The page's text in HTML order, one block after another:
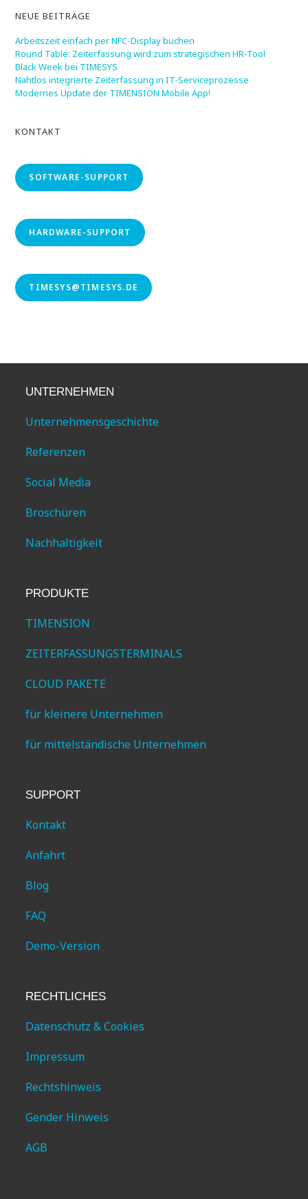
NEUE BEITRÄGE
Arbeitszeit einfach per NFC-Display buchen
Round Table: Zeiterfassung wird zum strategischen HR-Tool
Black Week bei TIMESYS
Nahtlos integrierte Zeiterfassung in IT-Serviceprozesse
Modernes Update der TIMENSION Mobile App!
KONTAKT
SOFTWARE-SUPPORT
HARDWARE-SUPPORT
TIMESYS@TIMESYS.DE
UNTERNEHMEN
Unternehmensgeschichte
Referenzen
Social Media
Broschüren
Nachhaltigkeit
PRODUKTE
TIMENSION
ZEITERFASSUNGSTERMINALS
CLOUD PAKETE
für kleinere Unternehmen
für mittelständische Unternehmen
SUPPORT
Kontakt
Anfahrt
Blog
FAQ
Demo-Version
RECHTLICHES
Datenschutz & Cookies
Impressum
Rechtshinweis
Gender Hinweis
AGB